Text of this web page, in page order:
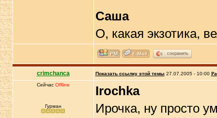
Саша
О, какая экзотика,
сохранить
crimchanca Показать ссылку этой темы 27.07.2005 - 10:00
Сейчас Offline
Гурман
Irochka
Ирочка, ну просто